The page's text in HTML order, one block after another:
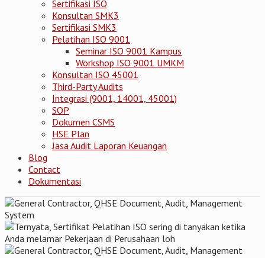
Sertifikasi ISO
Konsultan SMK3
Sertifikasi SMK3
Pelatihan ISO 9001
Seminar ISO 9001 Kampus
Workshop ISO 9001 UMKM
Konsultan ISO 45001
Third-Party Audits
Integrasi (9001, 14001, 45001)
SOP
Dokumen CSMS
HSE Plan
Jasa Audit Laporan Keuangan
Blog
Contact
Dokumentasi